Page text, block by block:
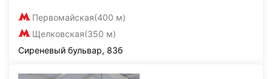
Первомайская(400 м)
Щелковская(350 м)
Сиреневый бульвар, 83б